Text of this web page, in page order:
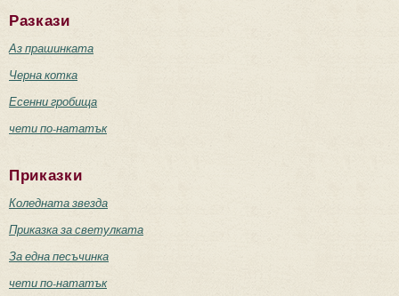
Разкази
Аз прашинката
Черна котка
Есенни гробища
чети по-нататък
Приказки
Коледната звезда
Приказка за светулката
За една песъчинка
чети по-нататък